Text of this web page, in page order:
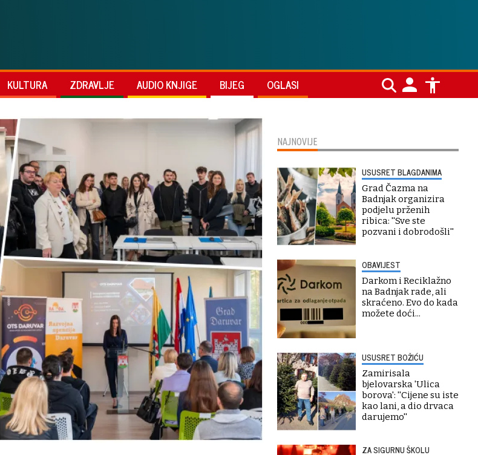
KULTURA ZDRAVLJE AUDIO KNJIGE BIJEG OGLASI
NAJNOVIJE
USUSRET BLAGDANIMA
Grad Čazma na
Badnjak organizira
podjelu prženih
ribica: ''Sve ste
pozvani i dobrodošli''
OBAVIJEST
Darkom i Reciklažno
na Badnjak rade, ali
skraćeno. Evo do kada
možete doći...
USUSRET BOŽIĆU
Zamirisala
bjelovarska 'Ulica
borova': ''Cijene su iste
kao lani, a dio drvaca
darujemo''
ZA SIGURNU ŠKOLU